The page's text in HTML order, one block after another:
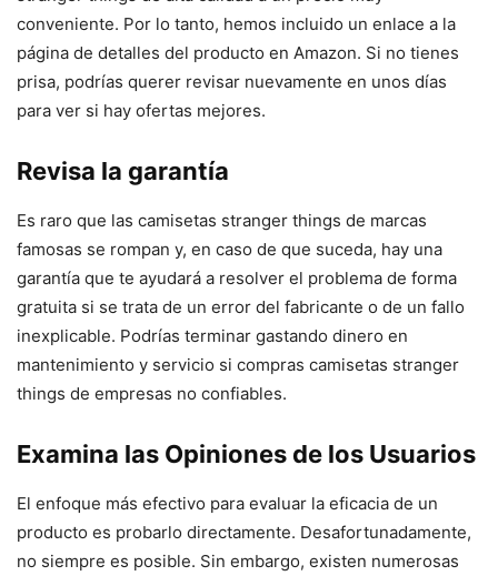
conveniente. Por lo tanto, hemos incluido un enlace a la
página de detalles del producto en Amazon. Si no tienes
prisa, podrías querer revisar nuevamente en unos días
para ver si hay ofertas mejores.
Revisa la garantía
Es raro que las camisetas stranger things de marcas
famosas se rompan y, en caso de que suceda, hay una
garantía que te ayudará a resolver el problema de forma
gratuita si se trata de un error del fabricante o de un fallo
inexplicable. Podrías terminar gastando dinero en
mantenimiento y servicio si compras camisetas stranger
things de empresas no confiables.
Examina las Opiniones de los Usuarios
El enfoque más efectivo para evaluar la eficacia de un
producto es probarlo directamente. Desafortunadamente,
no siempre es posible. Sin embargo, existen numerosas